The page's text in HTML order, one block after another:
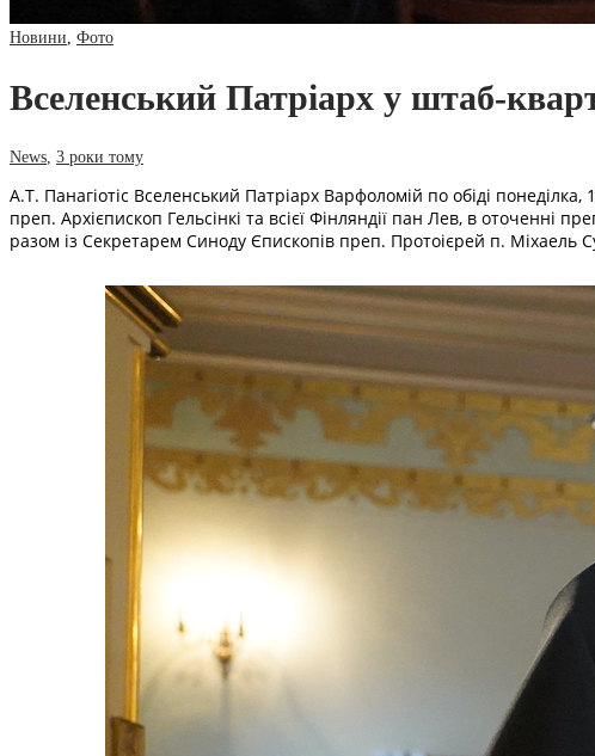
Новини Фото
Вселенський Патріарх у штаб-
News 3 роки тому
А.Т. Панагіотіс Вселенський Патріарх Варфоломій по обіді
преп. Архієпископ Гельсінкі та всієї Фінляндії пан Лев, в оточенні
разом із Секретарем Синоду Єпископів преп. Протоієрей п. Міхаель